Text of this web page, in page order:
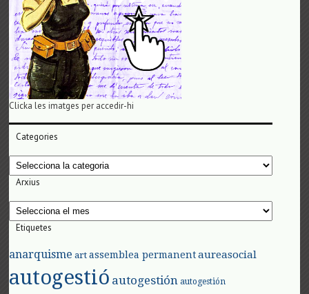
Clicka les imatges per accedir-hi
Categories
Categories
Arxius
Arxius
Etiquetes
anarquisme art assemblea permanent aureasocial
autogestió autogestión autogestión